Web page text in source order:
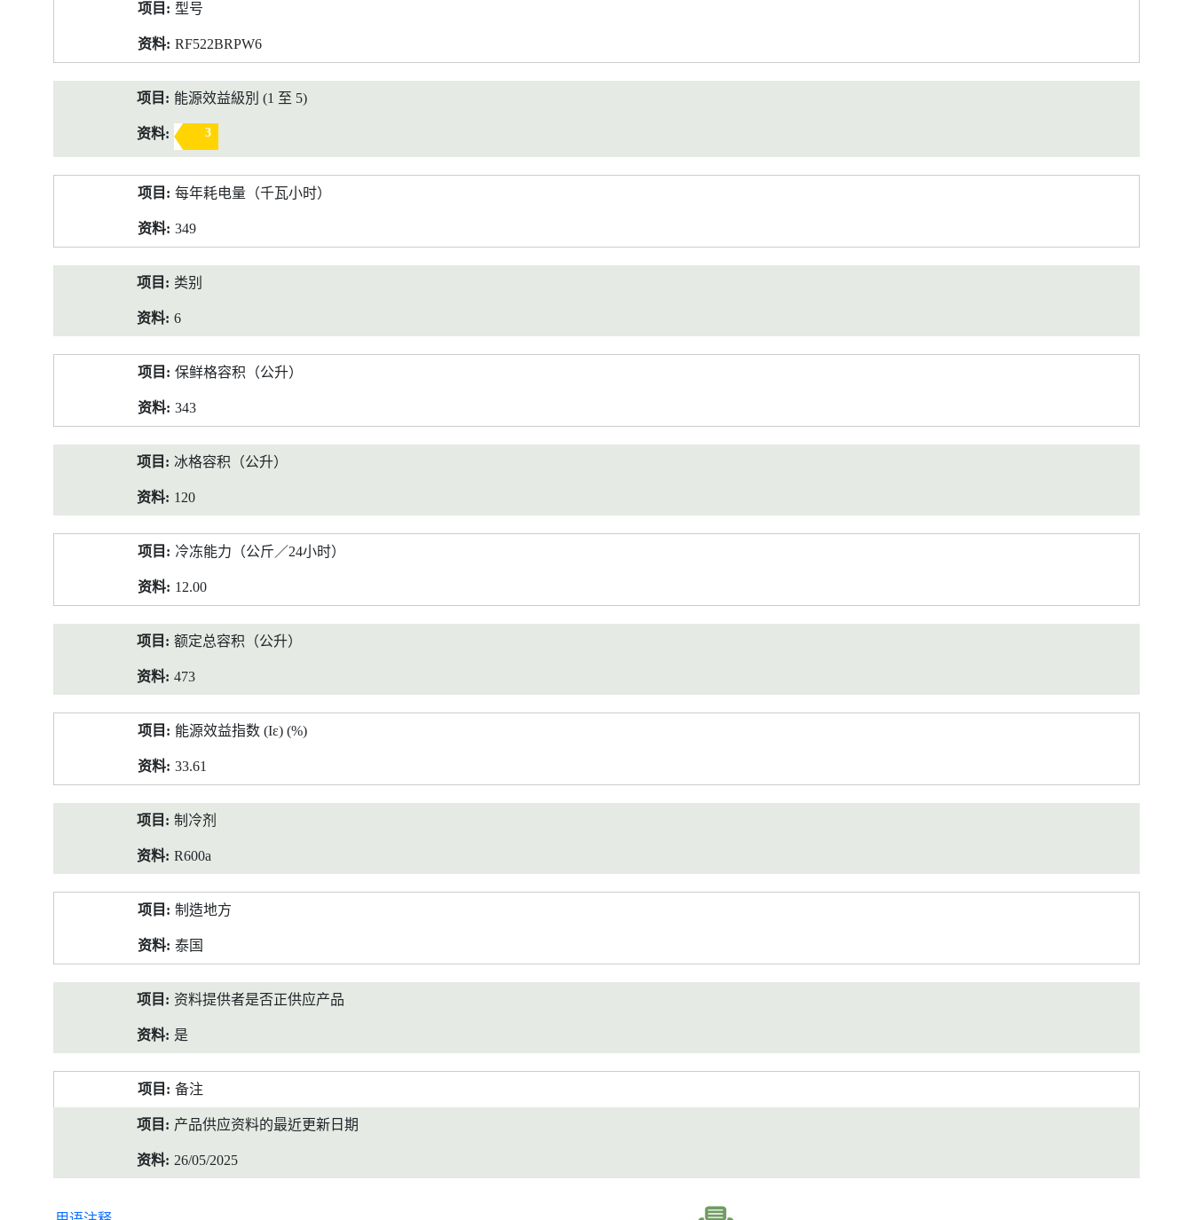
型号
RF522BRPW6
能源效益級別 (1 至 5)
3
每年耗电量（千瓦小时）
349
类别
6
保鲜格容积（公升）
343
冰格容积（公升）
120
冷冻能力（公斤／24小时）
12.00
额定总容积（公升）
473
能源效益指数 (Iε) (%)
33.61
制冷剂
R600a
制造地方
泰国
资料提供者是否正供应产品
是
备注
产品供应资料的最近更新日期
26/05/2025